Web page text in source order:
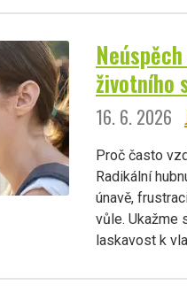
životního
16. 6. 2026
Proč často
Radikální
únavě,
vůle. Ukažme
laskavost k